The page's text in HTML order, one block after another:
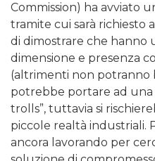
Commission) ha avviato
tramite cui sarà richiesto
di dimostrare che hanno
dimensione e presenza
(altrimenti non potranno
potrebbe portare ad
trolls”, tuttavia si
piccole realtà industriali.
ancora lavorando per